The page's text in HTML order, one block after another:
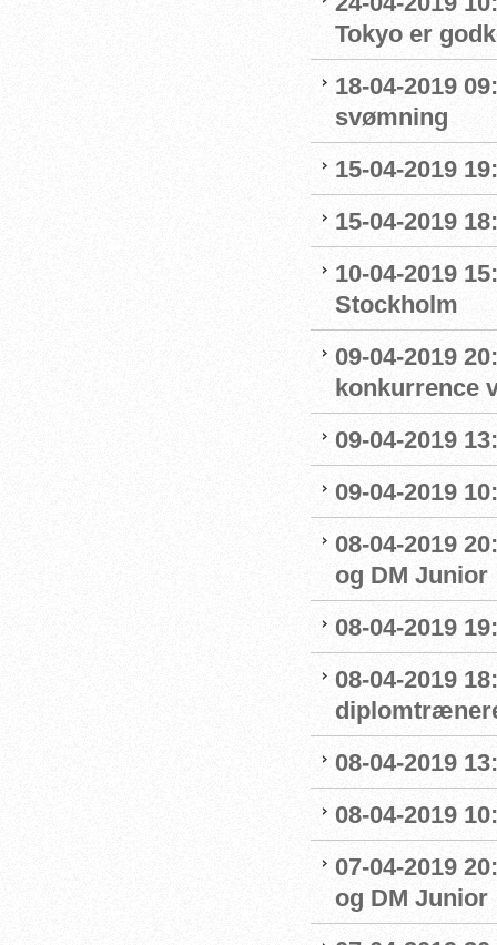
Tokyo er
18-04-2019
svømning
15-04-2019
15-04-2019
10-04-2019
Stockholm
09-04-2019
konkurrence
09-04-2019
09-04-2019
08-04-2019
og DM Junior
08-04-2019
08-04-2019
08-04-2019
08-04-2019
07-04-2019
og DM Junior